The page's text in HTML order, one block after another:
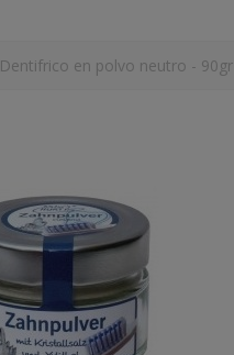
Dentifrico en polvo neutro - 90gr